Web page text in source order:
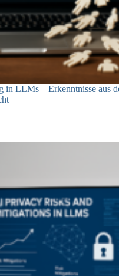
in LLMs – Erkenntnisse aus